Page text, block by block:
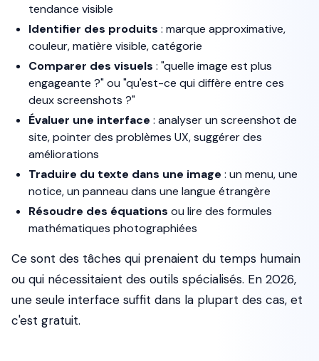
tendance visible
Identifier des produits : marque approximative,
couleur, matière visible, catégorie
Comparer des visuels : "quelle image est plus
engageante ?" ou "qu'est-ce qui diffère entre ces
deux screenshots ?"
Évaluer une interface : analyser un screenshot de
site, pointer des problèmes UX, suggérer des
améliorations
Traduire du texte dans une image : un menu, une
notice, un panneau dans une langue étrangère
Résoudre des équations ou lire des formules
mathématiques photographiées
Ce sont des tâches qui prenaient du temps humain
ou qui nécessitaient des outils spécialisés. En 2026,
une seule interface suffit dans la plupart des cas, et
c'est gratuit.